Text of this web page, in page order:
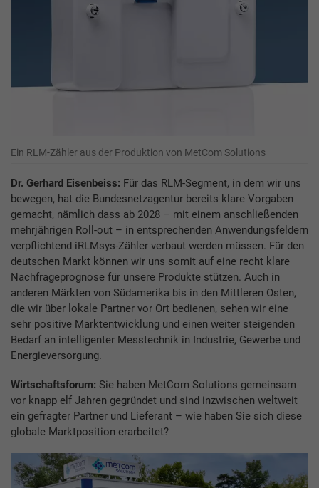
Ein RLM-Zähler aus der Produktion von MetCom Solutions
Dr. Gerhard Eisenbeiss: Für das RLM-Segment, in dem wir uns
bewegen, hat die Bundesnetzagentur bereits klare Vorgaben
gemacht, nämlich dass ab 2028 – mit einem anschließenden
mehrjährigen Roll-out – in entsprechenden Anwendungsfeldern
verpflichtend iRLMsys-Zähler verbaut werden müssen. Für den
deutschen Markt können wir uns somit auf eine recht klare
Nachfrageprognose für unsere Produkte stützen. Auch in
anderen Märkten von Südamerika bis in den Mittleren Osten,
die wir über lokale Partner vor Ort bedienen, sehen wir eine
sehr positive Marktentwicklung und einen weiter steigenden
Bedarf an intelligenter Messtechnik in Industrie, Gewerbe und
Energieversorgung.
Wirtschaftsforum: Sie haben MetCom Solutions gemeinsam
vor knapp elf Jahren gegründet und sind inzwischen weltweit
ein gefragter Partner und Lieferant – wie haben Sie sich diese
globale Marktposition erarbeitet?